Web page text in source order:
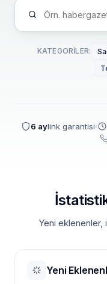
KATEGORILER:
6 aylink garantisi
Yeni eklenenler,
Yeni